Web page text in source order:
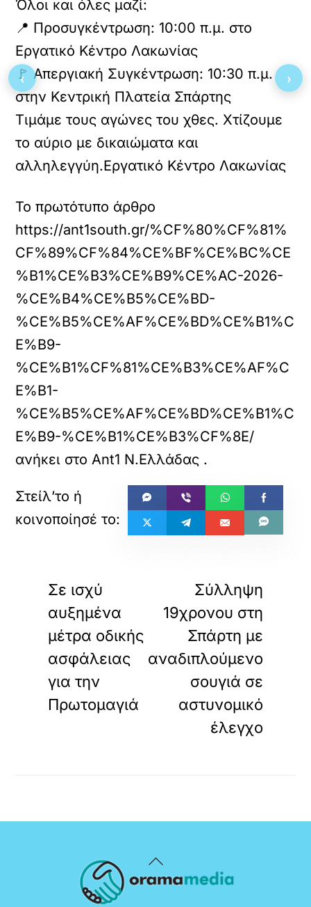
Όλοι και όλες μαζί:
📍 Προσυγκέντρωση: 10:00 π.μ. στο
Εργατικό Κέντρο Λακωνίας
🚩 Απεργιακή Συγκέντρωση: 10:30 π.μ.
στην Κεντρική Πλατεία Σπάρτης
Τιμάμε τους αγώνες του χθες. Χτίζουμε
το αύριο με δικαιώματα και
αλληλεγγύη.Εργατικό Κέντρο Λακωνίας
Το πρωτότυπο άρθρο
https://ant1south.gr/%CF%80%CF%81%
CF%89%CF%84%CE%BF%CE%BC%CE
%B1%CE%B3%CE%B9%CE%AC-2026-
%CE%B4%CE%B5%CE%BD-
%CE%B5%CE%AF%CE%BD%CE%B1%C
E%B9-
%CE%B1%CF%81%CE%B3%CE%AF%C
E%B1-
%CE%B5%CE%AF%CE%BD%CE%B1%C
E%B9-%CE%B1%CE%B3%CF%8E/
ανήκει στοAnt1 Ν.Ελλάδας .
Σε ισχύ
αυξημένα
μέτρα οδικής
ασφάλειας
για την
Πρωτομαγιά
Σύλληψη
19χρονου στη
Σπάρτη με
αναδιπλούμενο
σουγιά σε
αστυνομικό
έλεγχο
Back
To
‹ ›